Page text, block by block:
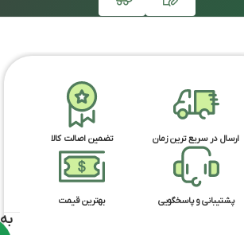
ارسال در سریع ترین زمان تضمین اصالت کالا
پشتیبانی و پاسخگویی بهترین قیمت
به